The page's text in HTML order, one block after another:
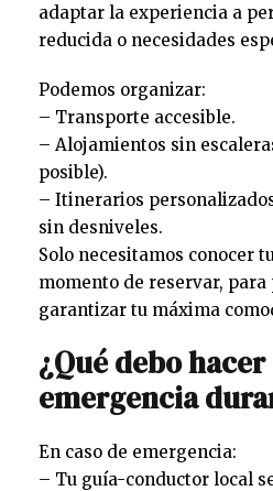
adaptar la experiencia a
reducida o necesidades
Podemos organizar:
– Transporte accesible.
– Alojamientos sin
posible).
– Itinerarios
sin desniveles.
Solo necesitamos conocer
momento de reservar,
garantizar tu máxima
¿Qué debo
emergencia
En caso de emergencia:
– Tu guía-conductor local